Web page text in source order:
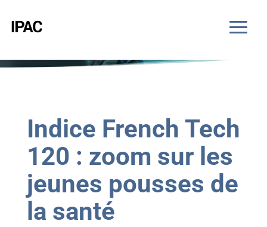
Indice French Tech
120 : zoom sur les
jeunes pousses de
la santé